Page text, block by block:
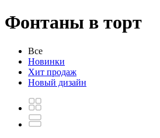
Фонтаны в торт
Все
Новинки
Хит продаж
Новый дизайн